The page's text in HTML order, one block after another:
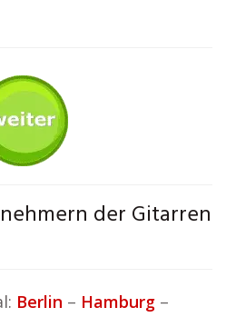
der Gitarren
Berlin – Hamburg –